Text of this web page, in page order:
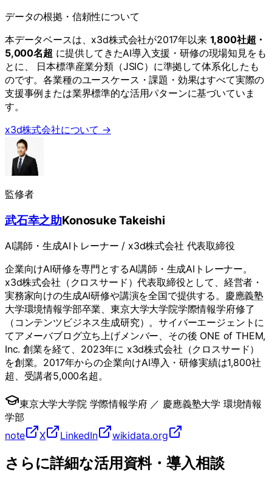
データの根拠・信頼性について
本データベースは、x3d株式会社が2017年以来 1,800社超・
5,000名超 に提供してきたAI導入支援・研修の現場知見をも
とに、 日本標準産業分類（JSIC）に準拠して体系化したも
のです。各業種のユースケース・課題・効果はすべて実際の
支援事例または業界標準的な活用パターンに基づいていま
す。
x3d株式会社について →
監修者
武石幸之助Konosuke Takeishi
AI講師・生成AIトレーナー / x3d株式会社 代表取締役
企業向けAI研修を専門とするAI講師・生成AIトレーナー。
x3d株式会社（クロスサード）代表取締役として、経営者・
実務家向けの生成AI研修や講演を全国で提供する。慶應義塾
大学環境情報学部卒業、東京大学大学院学際情報学府修了
（コンテンツビジネス生成研究）。サイバーエージェントに
てアメーバブログ立ち上げメンバー、その後 ONE of THEM,
Inc. 創業を経て、2023年に x3d株式会社（クロスサード）
を創業。2017年からの企業向けAI導入・研修実績は1,800社
超、受講者5,000名超。
東京大学大学院 学際情報学府／ 慶應義塾大学 環境情報
学部
note
X LinkedIn wikidata.org
さらに詳細な活用資料・導入相談